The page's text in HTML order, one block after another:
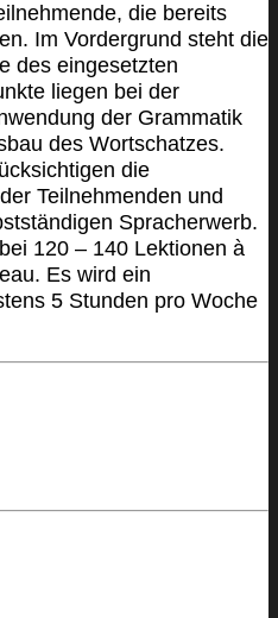
die bereits
Im Vordergrund steht die
des eingesetzten
liegen bei der
der Grammatik
des Wortschatzes.
die
Teilnehmenden und
Spracherwerb.
120 – 140 Lektionen à
Es wird ein
5 Stunden pro Woche